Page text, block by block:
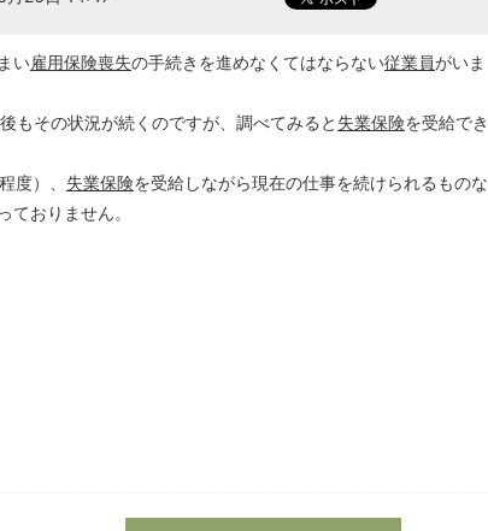
い雇用保険喪失の手続きを進めなくてはならない従業員がいま
もその状況が続くのですが、調べてみると 失業保険を受給でき
度）、 失業保険を受給しながら現在の仕事を続けられるものな
ておりません。